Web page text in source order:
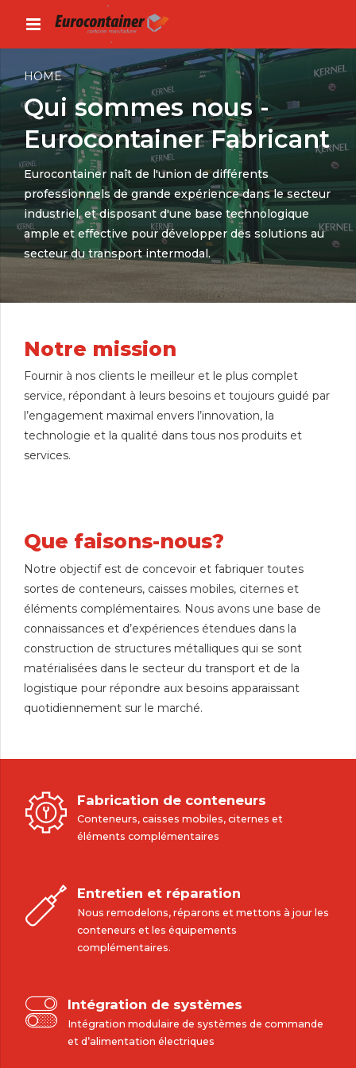
HOME
Qui sommes nous -
Eurocontainer Fabricant
Eurocontainer naît de l'union de différents
professionnels de grande expérience dans le secteur
industriel, et disposant d'une base technologique
ample et effective pour développer des solutions au
secteur du transport intermodal.
Notre mission
Fournir à nos clients le meilleur et le plus complet
service, répondant à leurs besoins et toujours guidé par
l’engagement maximal envers l’innovation, la
technologie et la qualité dans tous nos produits et
services.
Que faisons-nous?
Notre objectif est de concevoir et fabriquer toutes
sortes de conteneurs, caisses mobiles, citernes et
éléments complémentaires. Nous avons une base de
connaissances et d’expériences étendues dans la
construction de structures métalliques qui se sont
matérialisées dans le secteur du transport et de la
logistique pour répondre aux besoins apparaissant
quotidiennement sur le marché.
Fabrication de conteneurs
Conteneurs, caisses mobiles, citernes et
éléments complémentaires
Entretien et réparation
Nous remodelons, réparons et mettons à jour les
conteneurs et les équipements
complémentaires.
Intégration de systèmes
Intégration modulaire de systèmes de commande
et d’alimentation électriques
1
2
6
7
8
0
1
2
2
3
4
00
1
0